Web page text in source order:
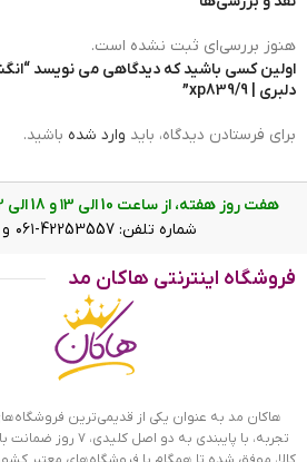
انگشتر استیل زنانه چند لایه دلبری
چگونه سایز انگشتر خود را
گاهی می‌خواهیم برای عزیزی انگشتر بخریم
نمی‌دانیم یا می‌خواهیم خرید انگشتر را به
جا دو روش برای تعیین سایز انگشتر را
می‌توانید قطر داخلی انگشتر قبلی خود را
سایز آن را پیدا کنید و هم می‌توانید با
یک نخ، دور انگشت خود را اندازه گرفته و
هنوز بررسی‌ای ثبت نشده است.
اولین کسی باشید که دیدگاهی می نویسد
دلبری | xp839/9”
برای فرستادن دیدگاه، باید وارد شده باشید.
هفت روز هفته، از ساعت 10 الی ۱3 و 18 الی ۲2 پاسخگوی شما هستیم.
شماره تلفن: 42253557-۰۶۱ و 09011606807
فروشگاه اینترنتی هاکان مد
هاکان مد به عنوان یکی از قدیمی‌ترین
تجربه، با پایبندی به